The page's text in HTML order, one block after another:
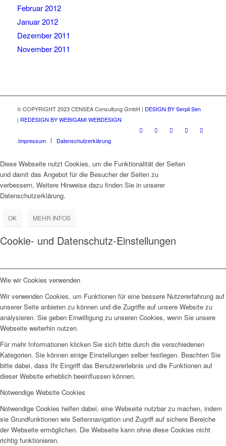
Februar 2012
Januar 2012
Dezember 2011
November 2011
© COPYRIGHT 2023 CENSEA Consultung GmbH | DESIGN BY Serpil Sen
| REDESIGN BY WEBIGAMI WEBDESIGN
Impressum Datenschutzerklärung
Diese Webseite nutzt Cookies, um die Funktionalität der Seiten
und damit das Angebot für die Besucher der Seiten zu
verbessern. Weitere Hinweise dazu finden Sie in unserer
Datenschutzerklärung.
OK MEHR INFOS
Cookie- und Datenschutz-Einstellungen
Wie wir Cookies verwenden
Wir verwenden Cookies, um Funktionen für eine bessere Nutzererfahrung auf
unserer Seite anbieten zu können und die Zugriffe auf unsere Website zu
analysieren. Sie geben Einwilligung zu unseren Cookies, wenn Sie unsere
Webseite weiterhin nutzen.
Für mehr Informationen klicken Sie sich bitte durch die verschiedenen
Kategorien. Sie können einige Einstellungen selber festlegen. Beachten Sie
bitte dabei, dass Ihr Eingriff das Benutzererlebnis und die Funktionen auf
dieser Website erheblich beeinflussen können.
Notwendige Website Cookies
Notwendige Cookies helfen dabei, eine Webseite nutzbar zu machen, indem
sie Grundfunktionen wie Seitennavigation und Zugriff auf sichere Bereiche
der Webseite ermöglichen. Die Webseite kann ohne diese Cookies nicht
richtig funktionieren.